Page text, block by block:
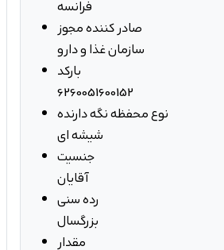
فرانسه
صادر کننده مجوز
سازمان غذا و دارو
بارکد
6260051600152
نوع محفظه نگه دارنده
شیشه ای
جنسیت
آقایان
رده سنی
بزرگسال
مقدار